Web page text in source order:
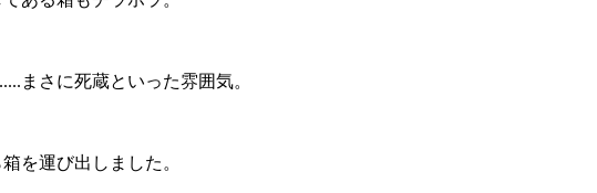
まさに死蔵といった雰囲気。
を運び出しました。